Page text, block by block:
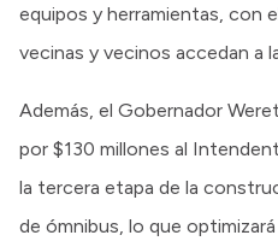
equipos y herramientas, con
vecinas y vecinos accedan a
Además, el Gobernador
por $130 millones al
la tercera etapa de la
de ómnibus, lo que